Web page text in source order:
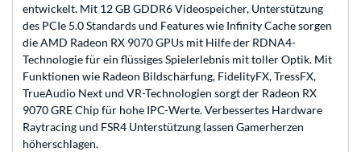
entwickelt. Mit 12 GB GDDR6 Videospeicher, Unterstützung
des PCIe 5.0 Standards und Features wie Infinity Cache sorgen
die AMD Radeon RX 9070 GPUs mit Hilfe der RDNA4-
Technologie für ein flüssiges Spielerlebnis mit toller Optik. Mit
Funktionen wie Radeon Bildschärfung, FidelityFX, TressFX,
TrueAudio Next und VR-Technologien sorgt der Radeon RX
9070 GRE Chip für hohe IPC-Werte. Verbessertes Hardware
Raytracing und FSR4 Unterstützung lassen Gamerherzen
höherschlagen.